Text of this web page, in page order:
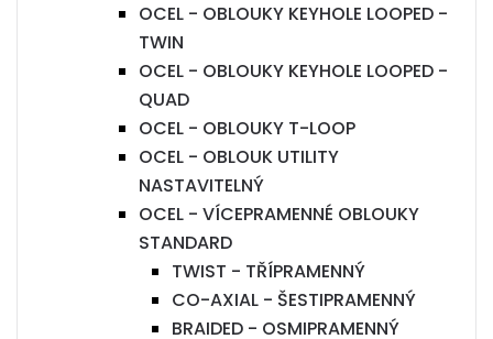
OCEL - OBLOUKY KEYHOLE LOOPED -
TWIN
OCEL - OBLOUKY KEYHOLE LOOPED -
QUAD
OCEL - OBLOUKY T-LOOP
OCEL - OBLOUK UTILITY
NASTAVITELNÝ
OCEL - VÍCEPRAMENNÉ OBLOUKY
STANDARD
TWIST - TŘÍPRAMENNÝ
CO-AXIAL - ŠESTIPRAMENNÝ
BRAIDED - OSMIPRAMENNÝ